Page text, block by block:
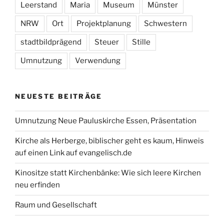
Leerstand Maria Museum Münster
NRW Ort Projektplanung Schwestern
stadtbildprägend Steuer Stille
Umnutzung Verwendung
NEUESTE BEITRÄGE
Umnutzung Neue Pauluskirche Essen, Präsentation
Kirche als Herberge, biblischer geht es kaum, Hinweis
auf einen Link auf evangelisch.de
Kinositze statt Kirchenbänke: Wie sich leere Kirchen
neu erfinden
Raum und Gesellschaft